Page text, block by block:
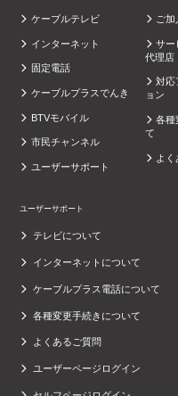
ケーブルテレビ
インターネット
固定電話
ケーブルプラスでんき
BTVモバイル
市民チャンネル
ユーザーサポート
ご
サー
代理店
対応
ョン
各種
て
よ
ユーザーサポート
テレビについて
インターネットについて
ケーブルプラス電話について
各種変更手続きについて
よくあるご質問
ユーザーページログイン